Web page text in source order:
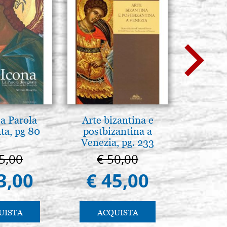
Parola
pg 80
Arte bizantina e
postbizantina a
Venezia, pg. 233
€ 50,00
€ 45,00
ACQUISTA
Luce
€